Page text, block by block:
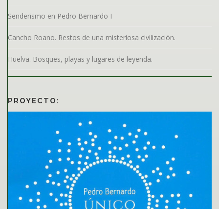
r
d
s
Senderismo en Pedro Bernardo I
Cancho Roano. Restos de una misteriosa civilización.
Huelva. Bosques, playas y lugares de leyenda.
PROYECTO: